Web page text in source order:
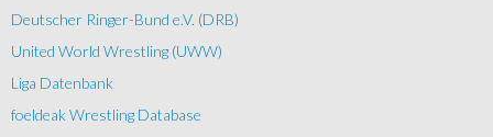
Deutscher Ringer-Bund e.V. (DRB)
United World Wrestling (UWW)
Liga Datenbank
foeldeak Wrestling Database